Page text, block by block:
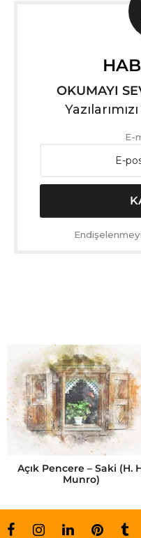
OKUMAYI
E-
Açık Pencere – Saki (H.
Munro)